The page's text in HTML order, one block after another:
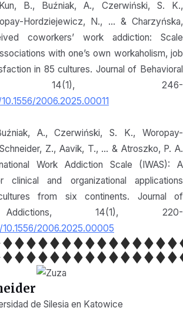
B., Buźniak, A., Czerwiński, S. K.,
Hordziejewicz, N., … & Charzyńska,
coworkers’ work addiction: Scale
with one’s own workaholism, job
in 85 cultures. Journal of Behavioral
14(1), 246-
2006.2025.00011
A., Czerwiński, S. K., Woropay-
Z., Aavik, T., … & Atroszko, P. A.
Work Addiction Scale (IWAS): A
and organizational applications
from six continents. Journal of
Addictions, 14(1), 220-
2006.2025.00005
de Silesia en Katowice